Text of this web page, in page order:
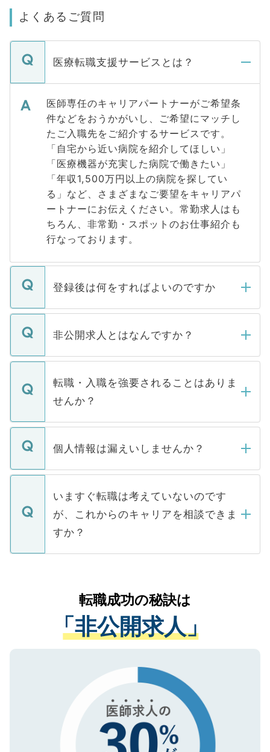
よくあるご質問
医療転職支援サービスとは？
医師専任のキャリアパートナーがご希望条
件などをおうかがいし、ご希望にマッチし
たご入職先をご紹介するサービスです。
「自宅から近い病院を紹介してほしい」
「医療機器が充実した病院で働きたい」
「年収1,500万円以上の病院を探してい
る」など、さまざまなご要望をキャリアパ
ートナーにお伝えください。常勤求人はも
ちろん、非常勤・スポットのお仕事紹介も
行なっております。
登録後は何をすればよいのですか
ご登録いただきましたら、弊社担当者がご
登録内容を確認し、その後メールもしくは
ます。通常、5営業日以内にはご連絡をせて
いただきますので、しばらくお待ちくださ
非公開求人とはなんですか？
マイナビDOCTORで取り扱っている求人の
うち約3割は、Webサイトからご覧いただ
けない「非公開求人」です。非公開求人は
下記の理由によって、一般には公開してい
ません。
■応募殺到を避けるため 人気のある医療機
関を公にしてしまうと、応募が殺到する場
に、医療機関が求める条件に合った人材の
みを人材紹介会社に依頼するケースが増え
ています。
転職・入職を強要されることはありま
せんか？
転職・入職を強要することは一切ありませ
ん。また、仮に応募先から内定をいただい
定を承諾する必要はありません。内定先へ
の辞退の連絡はキャリアパートナーが行い
個人情報は漏えいしませんか？
個人情報が漏えいすることはありませんの
で、ご安心ください。当サイトからの登録
などで収集したご登録者様の個人情報は、
ご本人のキャリアアップおよび転職活動の
支援を目的に使用いたします。お預かりし
ているすべての個人データはご本人の許可
は、個人情報の取り扱いについての厳密な
管理基準を満たした事業者のみに付与され
る、プライバシーマークを取得済みです。
で、機密保持に関してもご安心ください。
いますぐ転職は考えていないのです
が、これからのキャリアを相談できま
すか？
かがいして、現在の医療機関の状況や紹介
経験をまじえながら、適切なアドバイスを
させていただきます。すぐにご転職をされ
ない方には、長期的なサポートが可能です
ので、まずはご登録ください。
転職成功の秘訣は
「非公開求人」